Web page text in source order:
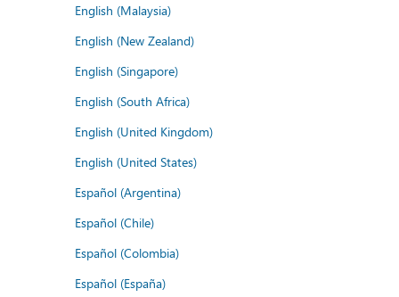
English (Malaysia)
English (New Zealand)
English (Singapore)
English (South Africa)
English (United Kingdom)
English (United States)
Español (Argentina)
Español (Chile)
Español (Colombia)
Español (España)